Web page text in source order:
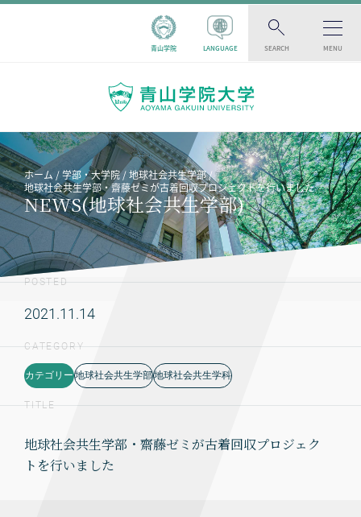
青山学院 LANGUAGE SEARCH MENU
ホーム 学部・大学院
地球社会共生学部
地球社会共生学部・齋藤ゼミが古着回収プロジェクトを行いました
NEWS(地球社会共生学部)
POSTED
2021.11.14
CATEGORY
カテゴリー 地球社会共生学部地球社会共生学科
TITLE
地球社会共生学部・齋藤ゼミが古着回収プロジェク
トを行いました